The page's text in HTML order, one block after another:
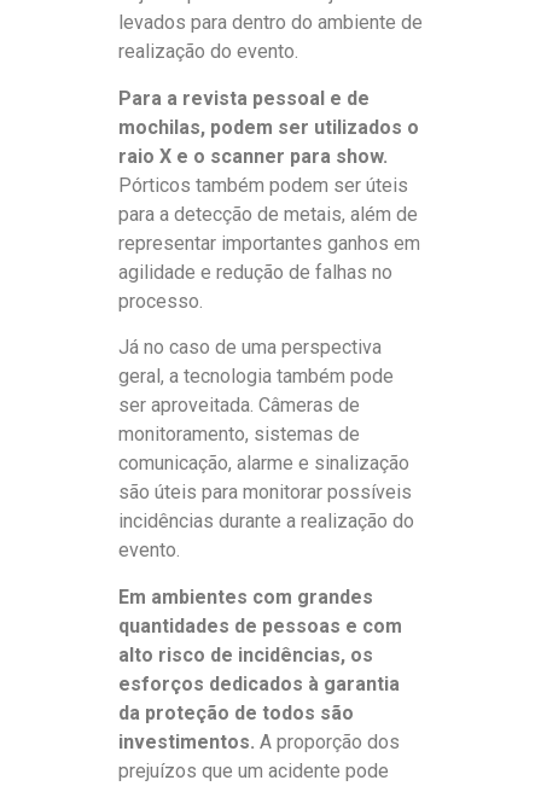
levados para dentro do ambiente de
realização do evento.
Para a revista pessoal e de
mochilas, podem ser utilizados o
raio X e o scanner para show.
Pórticos também podem ser úteis
para a detecção de metais, além de
representar importantes ganhos em
agilidade e redução de falhas no
processo.
Já no caso de uma perspectiva
geral, a tecnologia também pode
ser aproveitada. Câmeras de
monitoramento, sistemas de
comunicação, alarme e sinalização
são úteis para monitorar possíveis
incidências durante a realização do
evento.
Em ambientes com grandes
quantidades de pessoas e com
alto risco de incidências, os
esforços dedicados à garantia
da proteção de todos são
investimentos. A proporção dos
prejuízos que um acidente pode